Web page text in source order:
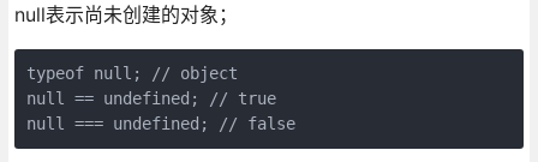
null表示尚未创建的对象；
typeof null; // object
null == undefined; // true
null === undefined; // false